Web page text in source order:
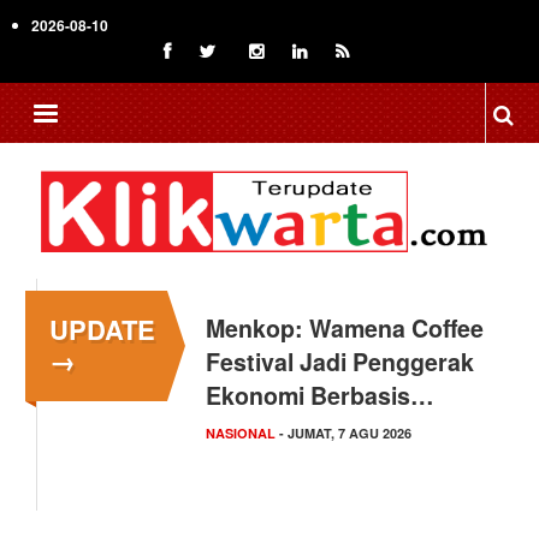
to
content
2026-08-10
UPDATE
→
Menkop: Wamena Coffee
Festival Jadi Penggerak
Ekonomi Berbasis…
NASIONAL - JUMAT, 7 AGU 2026